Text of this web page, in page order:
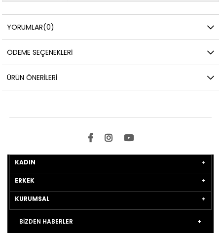
YORUMLAR(0)
ÖDEME SEÇENEKLERI
ÜRÜN ÖNERILERI
KADIN
ERKEK
KURUMSAL
BİZDEN HABERLER